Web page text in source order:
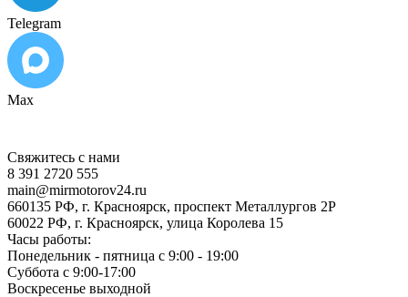
Telegram
Max
Свяжитесь с нами
8 391 2720 555
main@mirmotorov24.ru
660135 РФ, г. Красноярск, проспект Металлургов 2Р
60022 РФ, г. Красноярск, улица Королева 15
Часы работы:
Понедельник - пятница с 9:00 - 19:00
Суббота с 9:00-17:00
Воскресенье выходной